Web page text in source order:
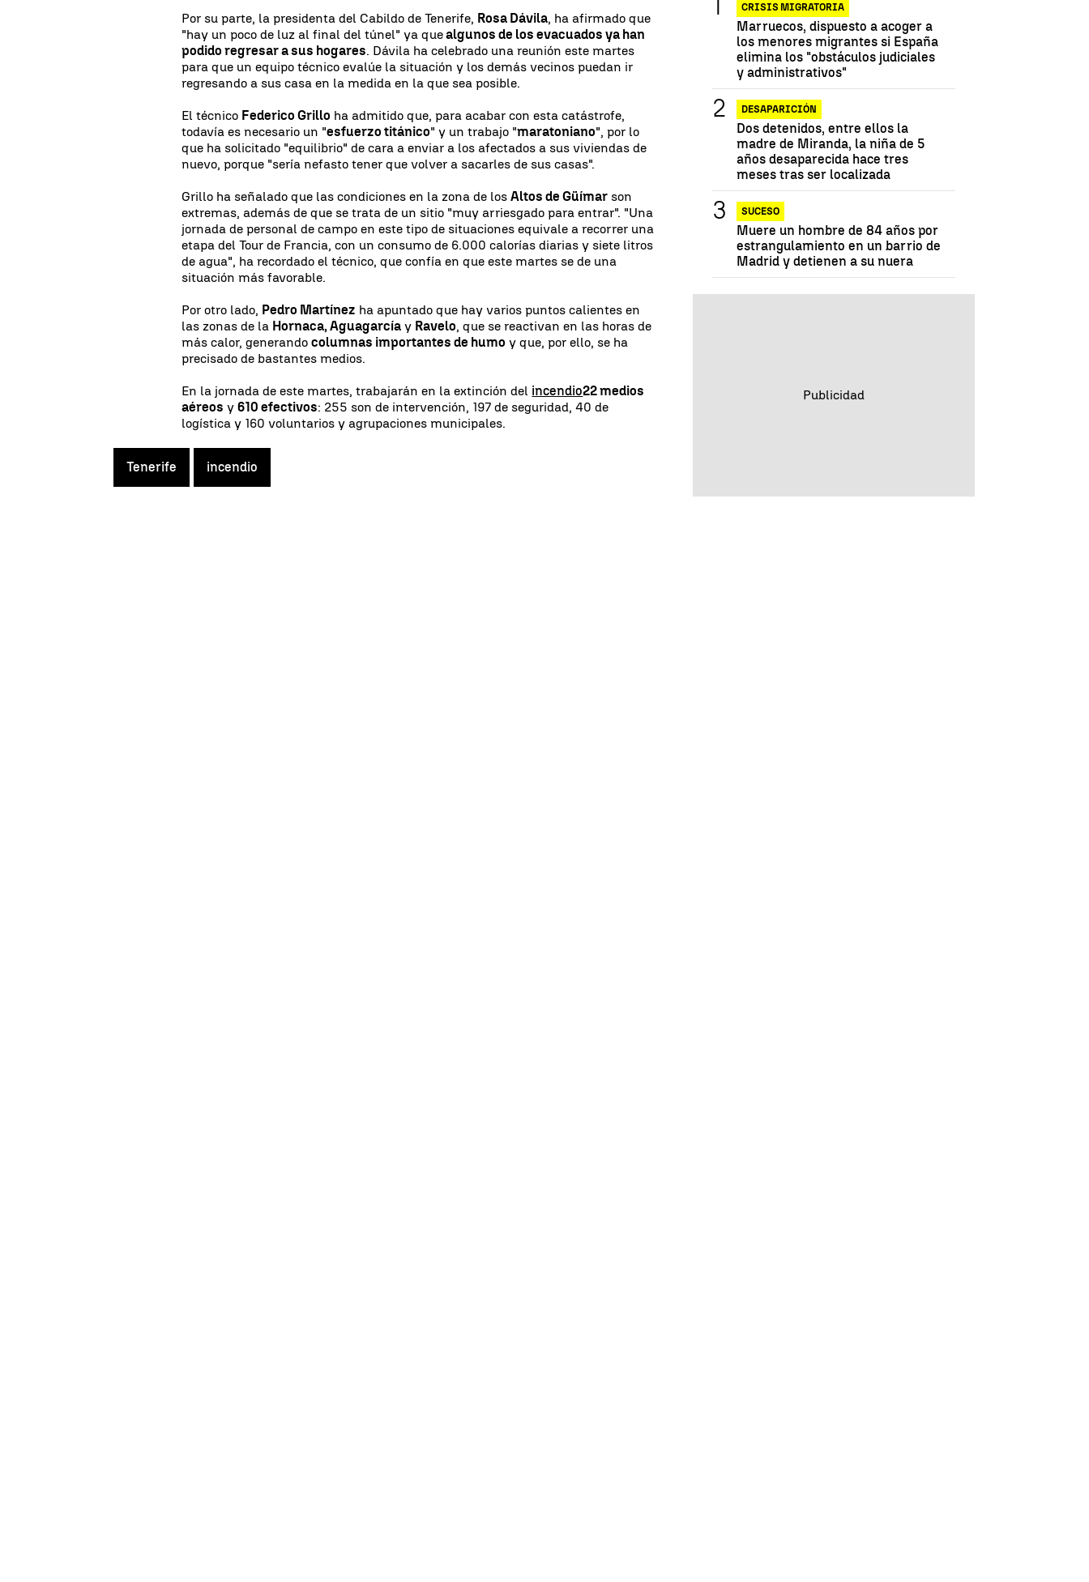
Por su parte, la presidenta del Cabildo de Tenerife, Rosa Dávila, ha afirmado que
"hay un poco de luz al final del túnel" ya quealgunos de los evacuados ya han
podido regresar a sus hogares. Dávila ha celebrado una reunión este martes
para que un equipo técnico evalúe la situación y los demás vecinos puedan ir
regresando a sus casa en la medida en la que sea posible.
El técnico Federico Grillo ha admitido que, para acabar con esta catástrofe,
todavía es necesario un "esfuerzo titánico" y un trabajo "maratoniano", por lo
que ha solicitado "equilibrio" de cara a enviar a los afectados a sus viviendas de
nuevo, porque "sería nefasto tener que volver a sacarles de sus casas".
Grillo ha señalado que las condiciones en la zona de losAltos de Güímar son
extremas, además de que se trata de un sitio "muy arriesgado para entrar". "Una
jornada de personal de campo en este tipo de situaciones equivale a recorrer una
etapa del Tour de Francia, con un consumo de 6.000 calorías diarias y siete litros
de agua", ha recordado el técnico, que confía en que este martes se de una
situación más favorable.
Por otro lado, Pedro Martínez ha apuntado que hay varios puntos calientes en
las zonas de la Hornaca, Aguagarcía y Ravelo, que se reactivan en las horas de
más calor, generandocolumnas importantes de humo y que, por ello, se ha
precisado de bastantes medios.
En la jornada de este martes, trabajarán en la extinción del incendio22 medios
aéreos y610 efectivos: 255 son de intervención, 197 de seguridad, 40 de
logística y 160 voluntarios y agrupaciones municipales.
Tenerife incendio
CRISIS MIGRATORIA
Marruecos, dispuesto a acoger a
los menores migrantes si España
elimina los "obstáculos judiciales
y administrativos"
DESAPARICIÓN
Dos detenidos, entre ellos la
madre de Miranda, la niña de 5
años desaparecida hace tres
meses tras ser localizada
SUCESO
Muere un hombre de 84 años por
estrangulamiento en un barrio de
Madrid y detienen a su nuera